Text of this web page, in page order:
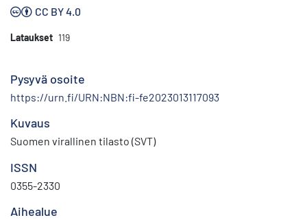
CC BY 4.0
Lataukset 119
Pysyvä osoite
https://urn.fi/URN:NBN:fi-fe2023013117093
Kuvaus
Suomen virallinen tilasto (SVT)
ISSN
0355-2330
Aihealue